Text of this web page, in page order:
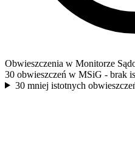
Obwieszczenia w Monitorze
30 obwieszczeń w MSiG - brak
30 mniej istotnych